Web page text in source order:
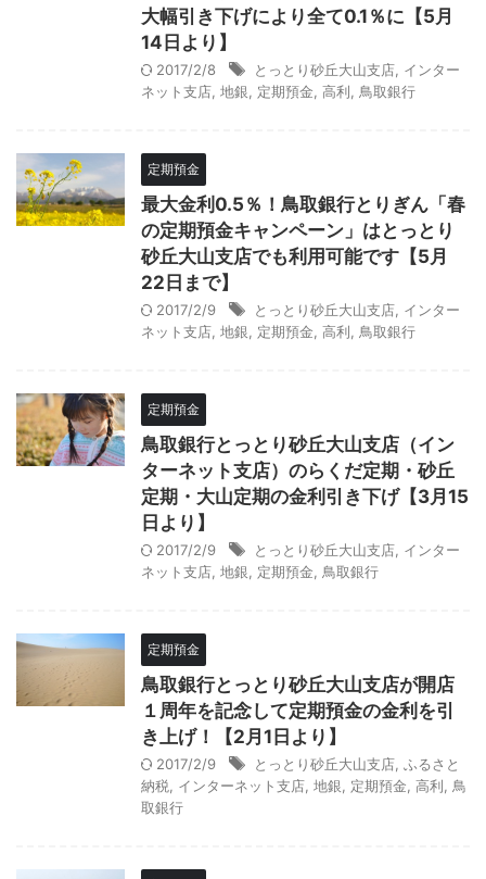
大幅引き下げにより全て0.1％に【5月
14日より】
2017/2/8 とっとり砂丘大山支店 インター
ネット支店 地銀 定期預金 高利 鳥取銀行
定期預金
最大金利0.5％！鳥取銀行とりぎん「春
の定期預金キャンペーン」はとっとり
砂丘大山支店でも利用可能です【5月
22日まで】
2017/2/9 とっとり砂丘大山支店 インター
ネット支店 地銀 定期預金 高利 鳥取銀行
定期預金
鳥取銀行とっとり砂丘大山支店（イン
ターネット支店）のらくだ定期・砂丘
定期・大山定期の金利引き下げ【3月15
日より】
2017/2/9 とっとり砂丘大山支店 インター
ネット支店 地銀 定期預金 鳥取銀行
定期預金
鳥取銀行とっとり砂丘大山支店が開店
１周年を記念して定期預金の金利を引
き上げ！【2月1日より】
2017/2/9 とっとり砂丘大山支店 ふるさと
納税
インターネット支店 地銀 定期預金 高利
鳥
取銀行